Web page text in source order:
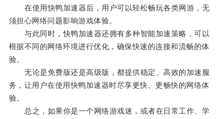
在使用快鸭加速器后，用户可以轻松畅玩各类网游，无
须担心网络问题影响游戏体验。
与此同时，快鸭加速器还拥有多种智能加速策略，可以
根据不同的网络环境进行优化，确保快速的连接和流畅的体
验。
无论是免费版还是高级版，都提供稳定、高效的加速服
务，让用户在使用快鸭加速器时尽享更快、更畅快的网络体
验。
总之，如果你是一个网络游戏迷，或者在日常工作、学